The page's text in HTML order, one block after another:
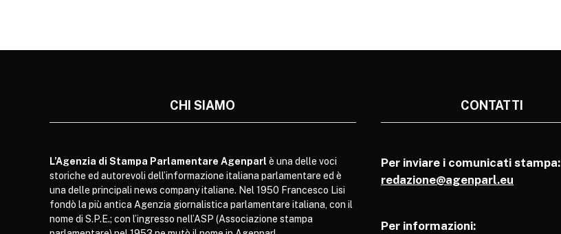
CHI SIAMO
L’Agenzia di Stampa Parlamentare Agenparl è una delle voci
storiche ed autorevoli dell’informazione italiana parlamentare ed è
una delle principali news company italiane. Nel 1950 Francesco Lisi
fondò la più antica Agenzia giornalistica parlamentare italiana, con il
nome di S.P.E.; con l’ingresso nell’ASP (Associazione stampa
CONTATTI
Per inviare i comunicati stampa:
redazione@agenparl.eu
Per informazioni: